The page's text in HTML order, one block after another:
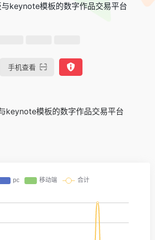
keynote模板的数字作品交易平台
手机查看
keynote模板的数字作品交易平台